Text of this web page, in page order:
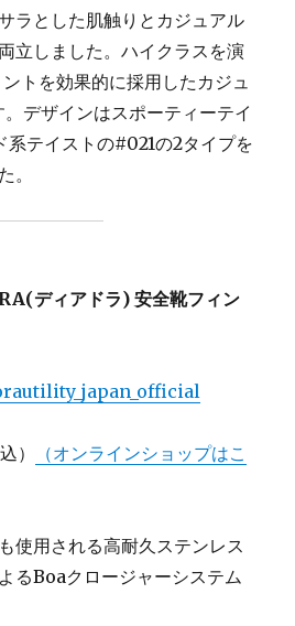
ラとした肌触りとカジュアル
立しました。ハイクラスを演
トを効果的に採用したカジュ
デザインはスポーティーテイ
テイストの#021の2タイプを
。
ディアドラ) 安全靴フィン
）
（オンラインショップはこ
使用される高耐久ステンレス
るBoaクロージャーシステム